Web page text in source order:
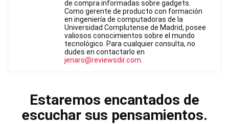
de compra informadas sobre gadgets.
Como gerente de producto con formación
en ingeniería de computadoras de la
Universidad Complutense de Madrid, posee
valiosos conocimientos sobre el mundo
tecnológico. Para cualquier consulta, no
dudes en contactarlo en
jenaro@reviewsdir.com
Estaremos encantados de
escuchar sus pensamientos.